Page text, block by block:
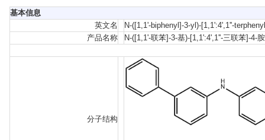
基本信息
英文名
N-([1,1'-biphenyl]-3-yl)-[1,1':4',1''-
产品名称
N-([1,1'-联苯]-3-基)-[1,1':4',1''-三联苯]-4-胺
分子结构